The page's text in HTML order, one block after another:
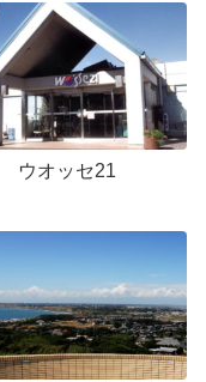
ウオッセ21